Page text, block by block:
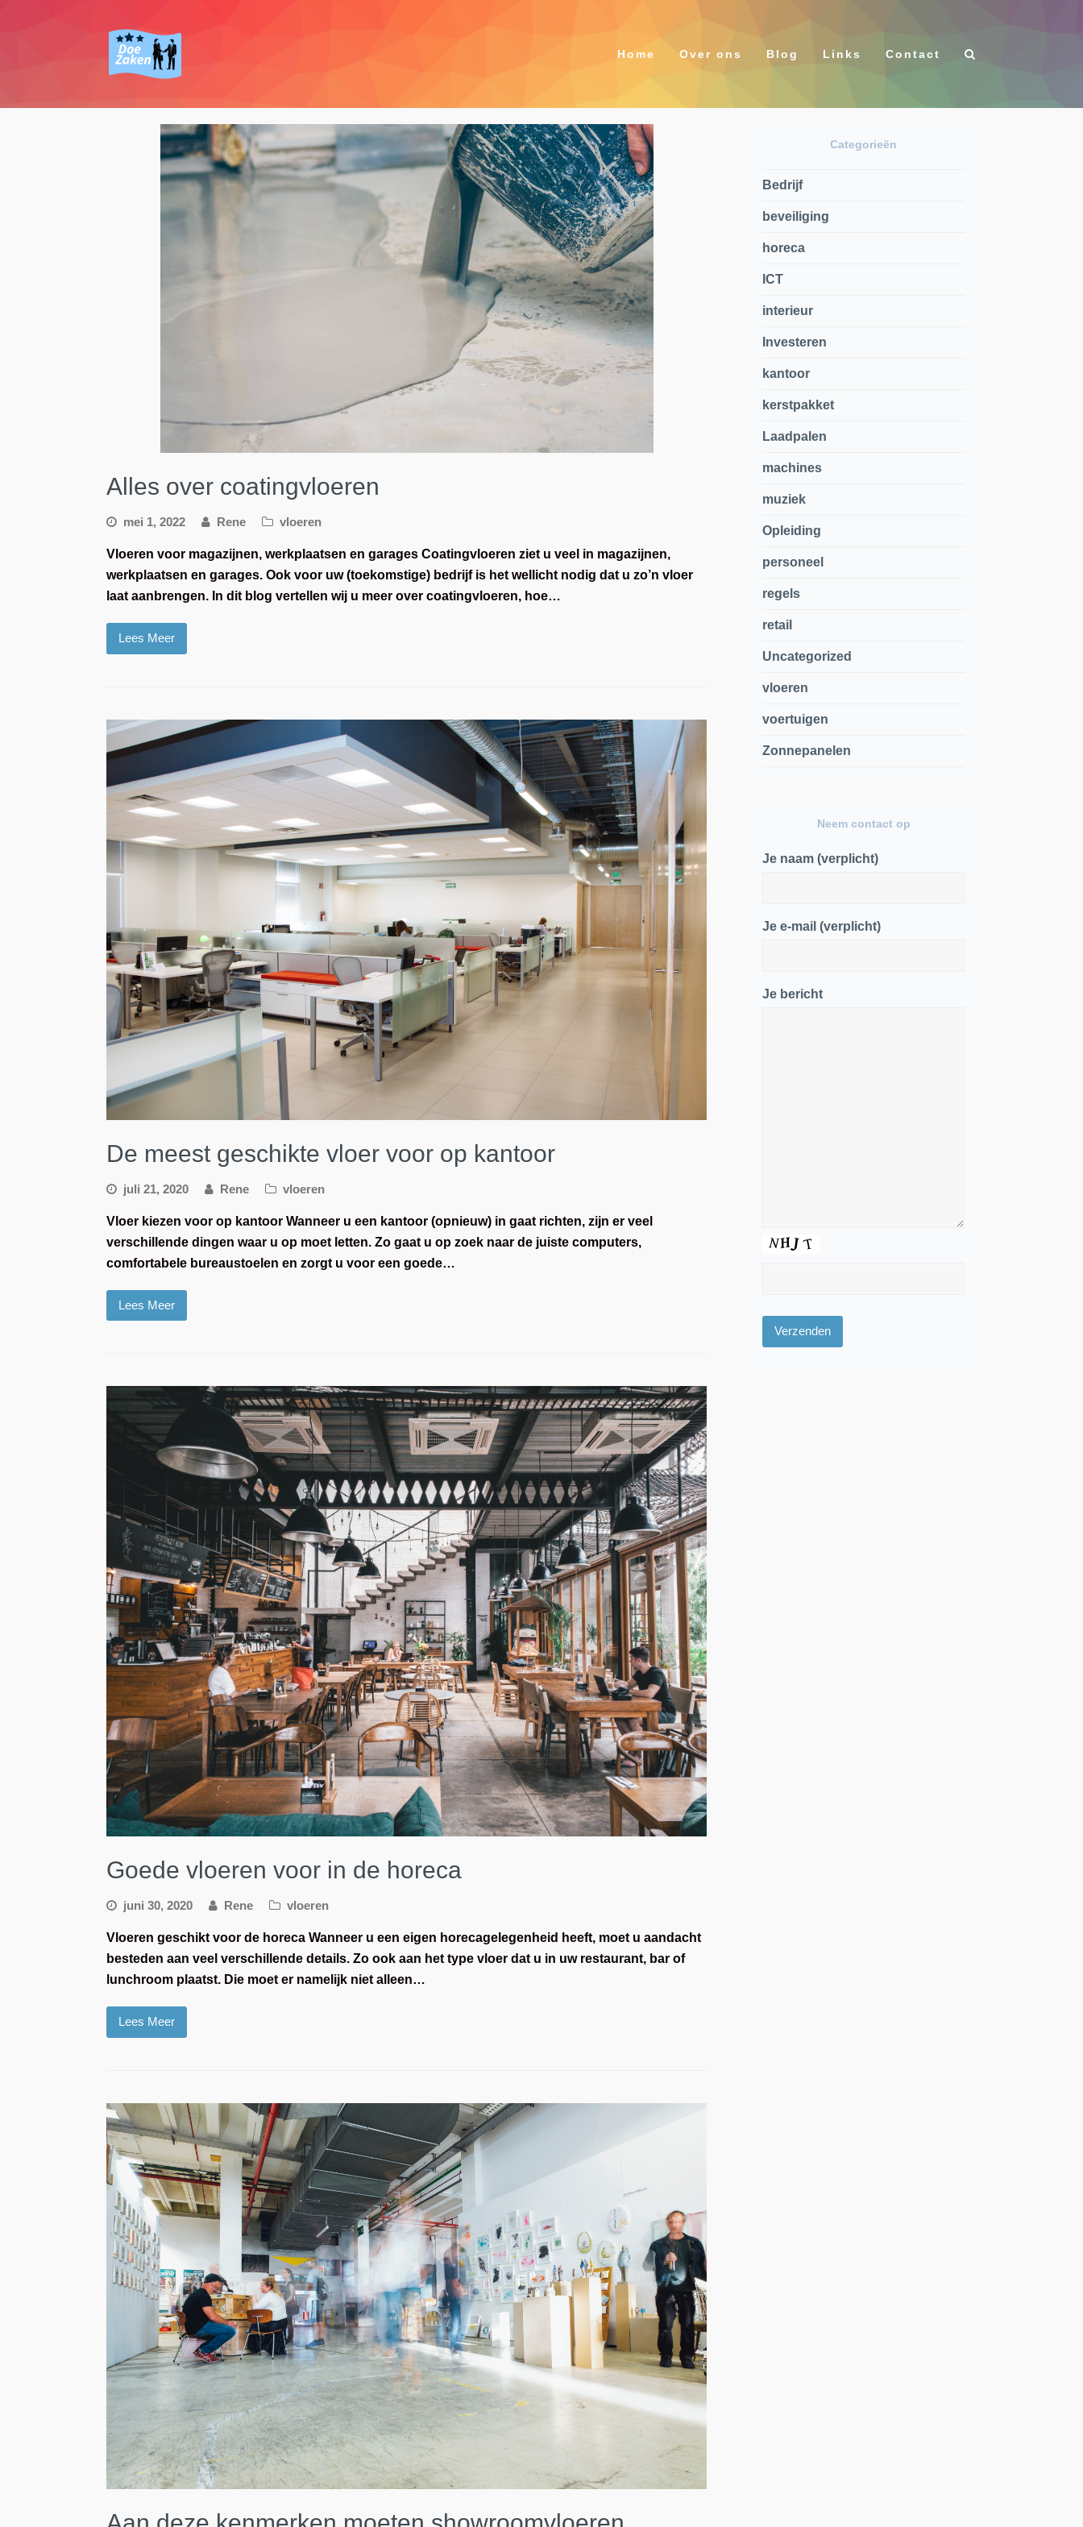
Home Over ons Blog Links Contact
Alles over coatingvloeren
mei 1, 2022 Rene vloeren
Vloeren voor magazijnen, werkplaatsen en garages Coatingvloeren ziet u veel in magazijnen,
werkplaatsen en garages. Ook voor uw (toekomstige) bedrijf is het wellicht nodig dat u zo’n vloer
laat aanbrengen. In dit blog vertellen wij u meer over coatingvloeren, hoe…
Lees Meer
De meest geschikte vloer voor op kantoor
juli 21, 2020 Rene vloeren
Vloer kiezen voor op kantoor Wanneer u een kantoor (opnieuw) in gaat richten, zijn er veel
verschillende dingen waar u op moet letten. Zo gaat u op zoek naar de juiste computers,
comfortabele bureaustoelen en zorgt u voor een goede…
Lees Meer
Goede vloeren voor in de horeca
juni 30, 2020 Rene vloeren
Vloeren geschikt voor de horeca Wanneer u een eigen horecagelegenheid heeft, moet u aandacht
besteden aan veel verschillende details. Zo ook aan het type vloer dat u in uw restaurant, bar of
lunchroom plaatst. Die moet er namelijk niet alleen…
Lees Meer
Categorieën
Bedrijf
beveiliging
horeca
ICT
interieur
Investeren
kantoor
kerstpakket
Laadpalen
machines
muziek
Opleiding
personeel
regels
retail
Uncategorized
vloeren
voertuigen
Zonnepanelen
Neem contact op
Je naam (verplicht)
Je e-mail (verplicht)
Je bericht